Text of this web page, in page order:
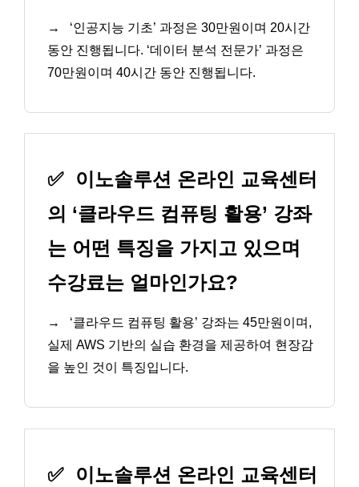
→
‘인공지능 기초’ 과정은 30만원이며 20시간
동안 진행됩니다. ‘데이터 분석 전문가’ 과정은
70만원이며 40시간 동안 진행됩니다.
✅
이노솔루션 온라인 교육센터
의 ‘클라우드 컴퓨팅 활용’ 강좌
는 어떤 특징을 가지고 있으며
수강료는 얼마인가요?
→
‘클라우드 컴퓨팅 활용’ 강좌는 45만원이며,
실제 AWS 기반의 실습 환경을 제공하여 현장감
을 높인 것이 특징입니다.
✅
이노솔루션 온라인 교육센터